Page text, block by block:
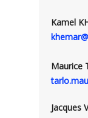
Kamel
Maurice
Jacques